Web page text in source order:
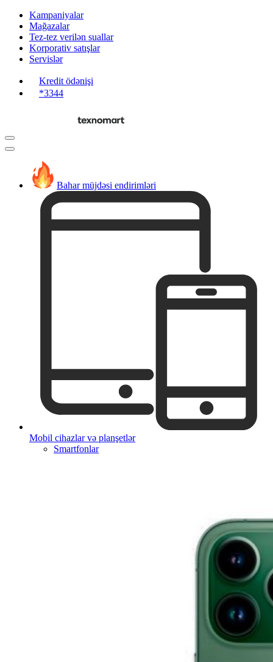
Kampaniyalar
Mağazalar
Tez-tez verilən suallar
Korporativ satışlar
Servislər
Kredit ödənişi
*3344
Bahar müjdəsi endirimləri
Mobil cihazlar və planşetlər
Smartfonlar